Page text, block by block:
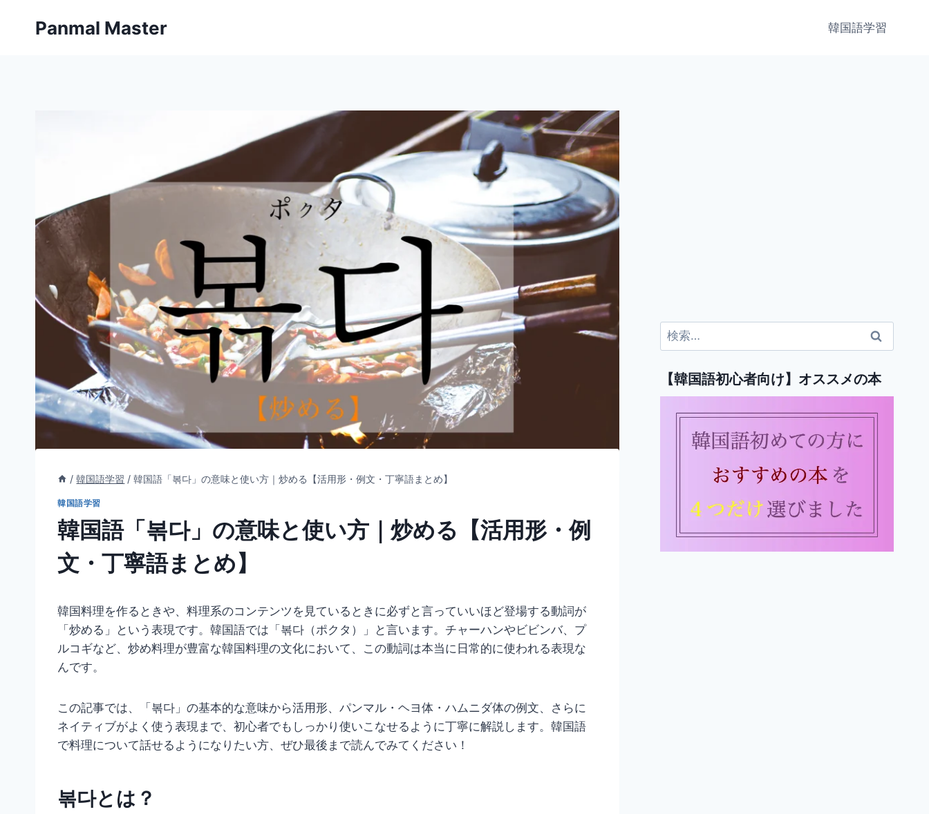
Panmal Master 韓国語学習
/ 韓国語学習 / 韓国語「볶다」の意味と使い方｜炒める【活用形・例文・丁寧語まとめ】
韓国語学習
韓国語「볶다」の意味と使い方｜炒める【活用形・例
文・丁寧語まとめ】
韓国料理を作るときや、料理系のコンテンツを見ているときに必ずと言っていいほど登場する動詞が
「炒める」という表現です。韓国語では「볶다（ポクタ）」と言います。チャーハンやビビンバ、プ
ルコギなど、炒め料理が豊富な韓国料理の文化において、この動詞は本当に日常的に使われる表現な
んです。
この記事では、「볶다」の基本的な意味から活用形、パンマル・ヘヨ体・ハムニダ体の例文、さらに
ネイティブがよく使う表現まで、初心者でもしっかり使いこなせるように丁寧に解説します。韓国語
で料理について話せるようになりたい方、ぜひ最後まで読んでみてください！
볶다とは？
検
索:
【韓国語初心者向け】オススメの本